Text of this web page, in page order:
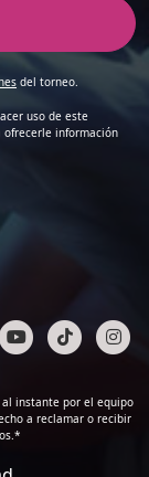
del torneo.
uso de este
ofrecerle información
al instante por el equipo
a reclamar o recibir